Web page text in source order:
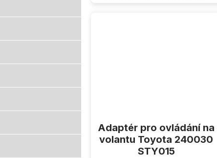
Adaptér pro ovládání na
volantu Toyota 240030
STY015